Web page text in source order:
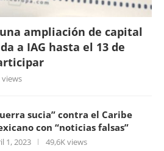
ampliación de capital
a IAG hasta el 13 de
views
sucia” contra el Caribe
con “noticias falsas”
1, 2023 49,6K views